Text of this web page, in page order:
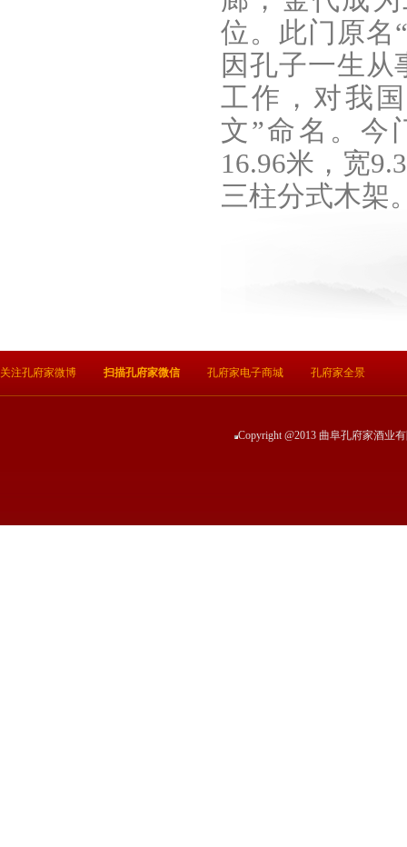
位。此门原名
因孔子一生
工作，对我
文”命名。今
16.96米，宽
三柱分式木架
关注孔府家微博 扫描孔府家微信 孔府家电子商城 孔府家全景
Copyright @2013 曲阜孔府家酒业